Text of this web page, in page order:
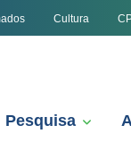
Cultura
Pesquisa